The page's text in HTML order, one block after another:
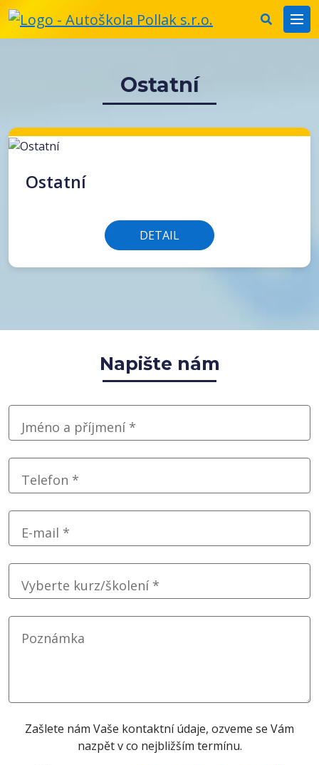
Ostatní
Ostatní
DETAIL
Napište nám
Jméno a příjmení *
Telefon *
E-mail *
Vyberte kurz/školení *
Poznámka
Zašlete nám Vaše kontaktní údaje, ozveme se Vám
nazpět v co nejbližším termínu.